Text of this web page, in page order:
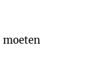
moeten